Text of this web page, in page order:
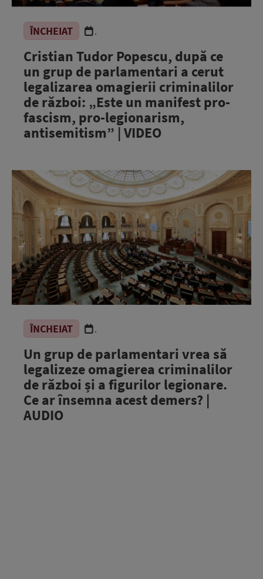
ÎNCHEIAT .
Cristian Tudor Popescu, după ce
un grup de parlamentari a cerut
legalizarea omagierii criminalilor
de război: „Este un manifest pro-
fascism, pro-legionarism,
antisemitism” | VIDEO
ÎNCHEIAT .
Un grup de parlamentari vrea să
legalizeze omagierea criminalilor
de război și a figurilor legionare.
Ce ar însemna acest demers? |
AUDIO